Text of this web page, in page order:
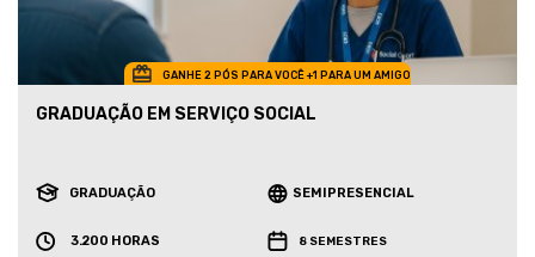
GANHE 2 PÓS PARA VOCÊ +1 PARA UM AMIGO
GRADUAÇÃO EM SERVIÇO SOCIAL
GRADUAÇÃO SEMIPRESENCIAL
3.200 HORAS 8 SEMESTRES